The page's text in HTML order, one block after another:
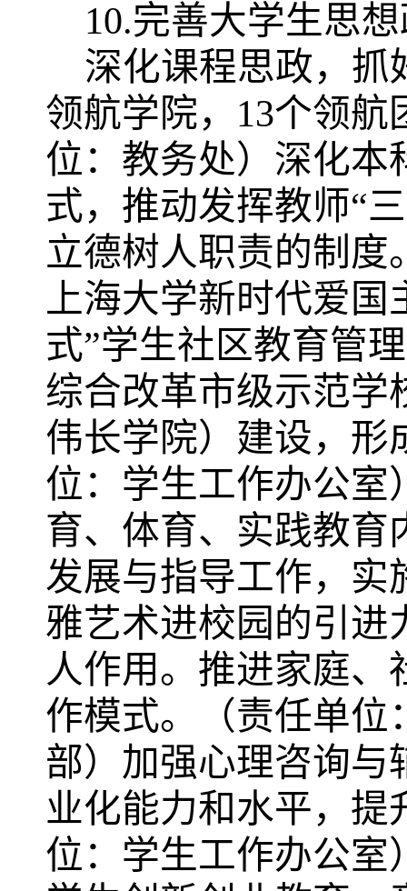
10.完善大学生思
深化课程思政，抓
领航学院，13个领航
位：教务处） 深化本
式，推动发挥教师“
立德树人职责的制度
上海大学新时代爱国
式”学生社区教育管
综合改革市级示范学
伟长学院）建设，形
位：学生工作办公室
育、体育、实践教育
发展与指导工作，实
雅艺术进校园的引进
人作用。推进家庭、
作模式。（责任单位
部）加强心理咨询与
业化能力和水平，提
位：学生工作办公室